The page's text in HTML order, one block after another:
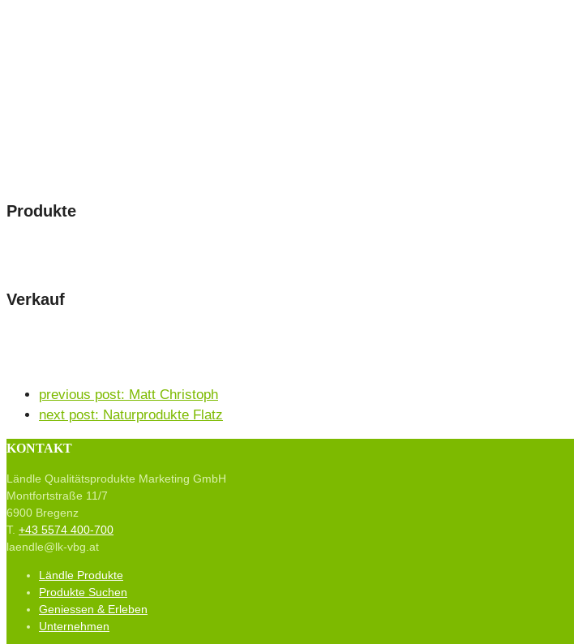
Produkte
Verkauf
previous post: Matt Christoph
next post: Naturprodukte Flatz
KONTAKT
Ländle Qualitätsprodukte Marketing GmbH
Montfortstraße 11/7
6900 Bregenz
T. +43 5574 400-700
laendle@lk-vbg.at
Ländle Produkte
Produkte Suchen
Geniessen & Erleben
Unternehmen